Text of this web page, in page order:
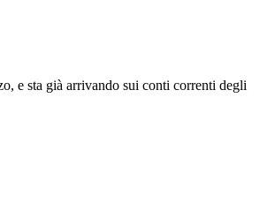
e sta già arrivando sui conti correnti degli